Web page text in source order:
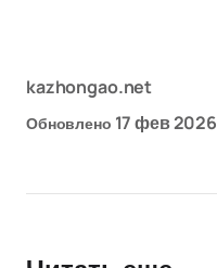
kazhongao.net
Обновлено 17 фев 2026